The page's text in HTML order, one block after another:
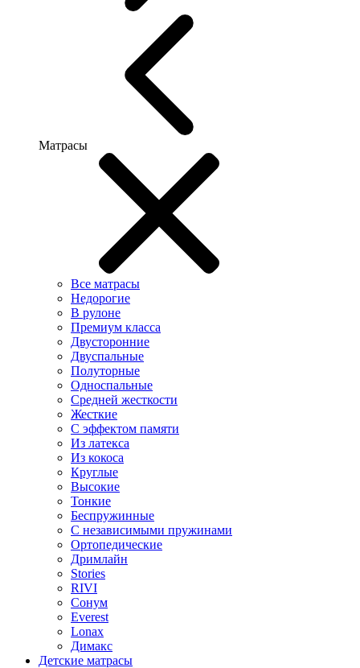
Матрасы
Все матрасы
Недорогие
В рулоне
Премиум класса
Двусторонние
Двуспальные
Полуторные
Односпальные
Средней жесткости
Жесткие
С эффектом памяти
Из латекса
Из кокоса
Круглые
Высокие
Тонкие
Беспружинные
С независимыми пружинами
Ортопедические
Дримлайн
Stories
RIVI
Сонум
Everest
Lonax
Димакс
Детские матрасы